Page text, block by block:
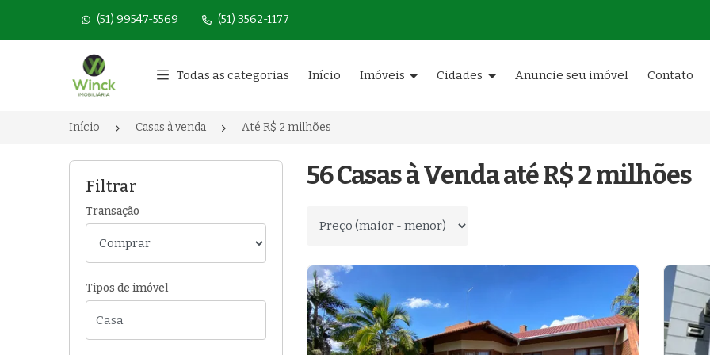
(51) 99547-5569 (51) 3562-1177
Página inicial
Todas as categorias Início Imóveis Cidades Anuncie seu imóvel Contato
Início Casas à venda Até R$ 2 milhões
Filtrar
Transação
Tipos de imóvel
56 Casas à Venda até R$ 2 milhões
Ordenar por